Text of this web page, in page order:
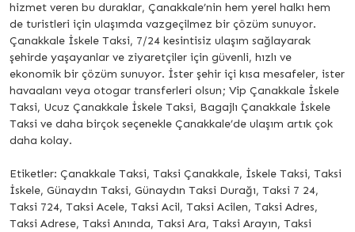
hizmet veren bu duraklar, Çanakkale’nin hem yerel halkı hem
de turistleri için ulaşımda vazgeçilmez bir çözüm sunuyor.
Çanakkale İskele Taksi, 7/24 kesintisiz ulaşım sağlayarak
şehirde yaşayanlar ve ziyaretçiler için güvenli, hızlı ve
ekonomik bir çözüm sunuyor. İster şehir içi kısa mesafeler, ister
havaalanı veya otogar transferleri olsun; Vip Çanakkale İskele
Taksi, Ucuz Çanakkale İskele Taksi, Bagajlı Çanakkale İskele
Taksi ve daha birçok seçenekle Çanakkale’de ulaşım artık çok
daha kolay.
Etiketler: Çanakkale Taksi, Taksi Çanakkale, İskele Taksi, Taksi
İskele, Günaydın Taksi, Günaydın Taksi Durağı, Taksi 7 24,
Taksi 724, Taksi Acele, Taksi Acil, Taksi Acilen, Taksi Adres,
Taksi Adrese, Taksi Anında, Taksi Ara, Taksi Arayın, Taksi